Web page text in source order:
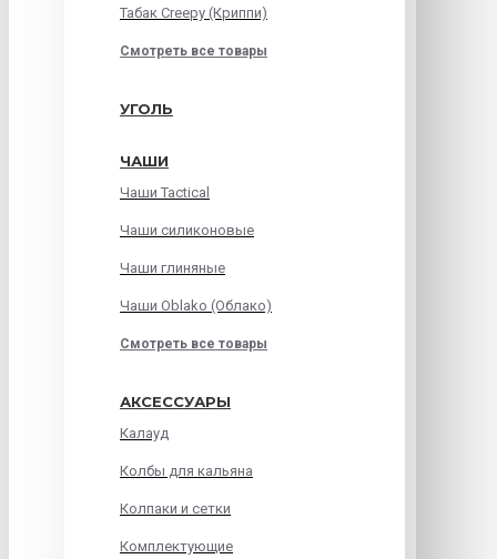
Табак Creepy (Криппи)
Смотреть все товары
УГОЛЬ
ЧАШИ
Чаши Tactical
Чаши силиконовые
Чаши глиняные
Чаши Oblako (Облако)
Смотреть все товары
АКСЕССУАРЫ
Калауд
Колбы для кальяна
Колпаки и сетки
Комплектующие